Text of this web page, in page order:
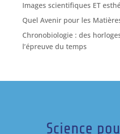
Images scientifiques ET
Quel Avenir pour les
Chronobiologie : des
l’épreuve du temps
Science